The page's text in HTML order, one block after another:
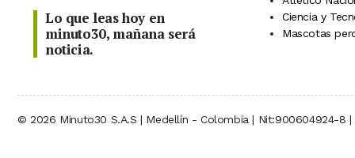
Lo que leas hoy en
minuto30, mañana será
noticia.
Ciencia y
Mascotas
© 2026 Minuto30 S.A.S | Medellín - Colombia | Nit:900604924-8